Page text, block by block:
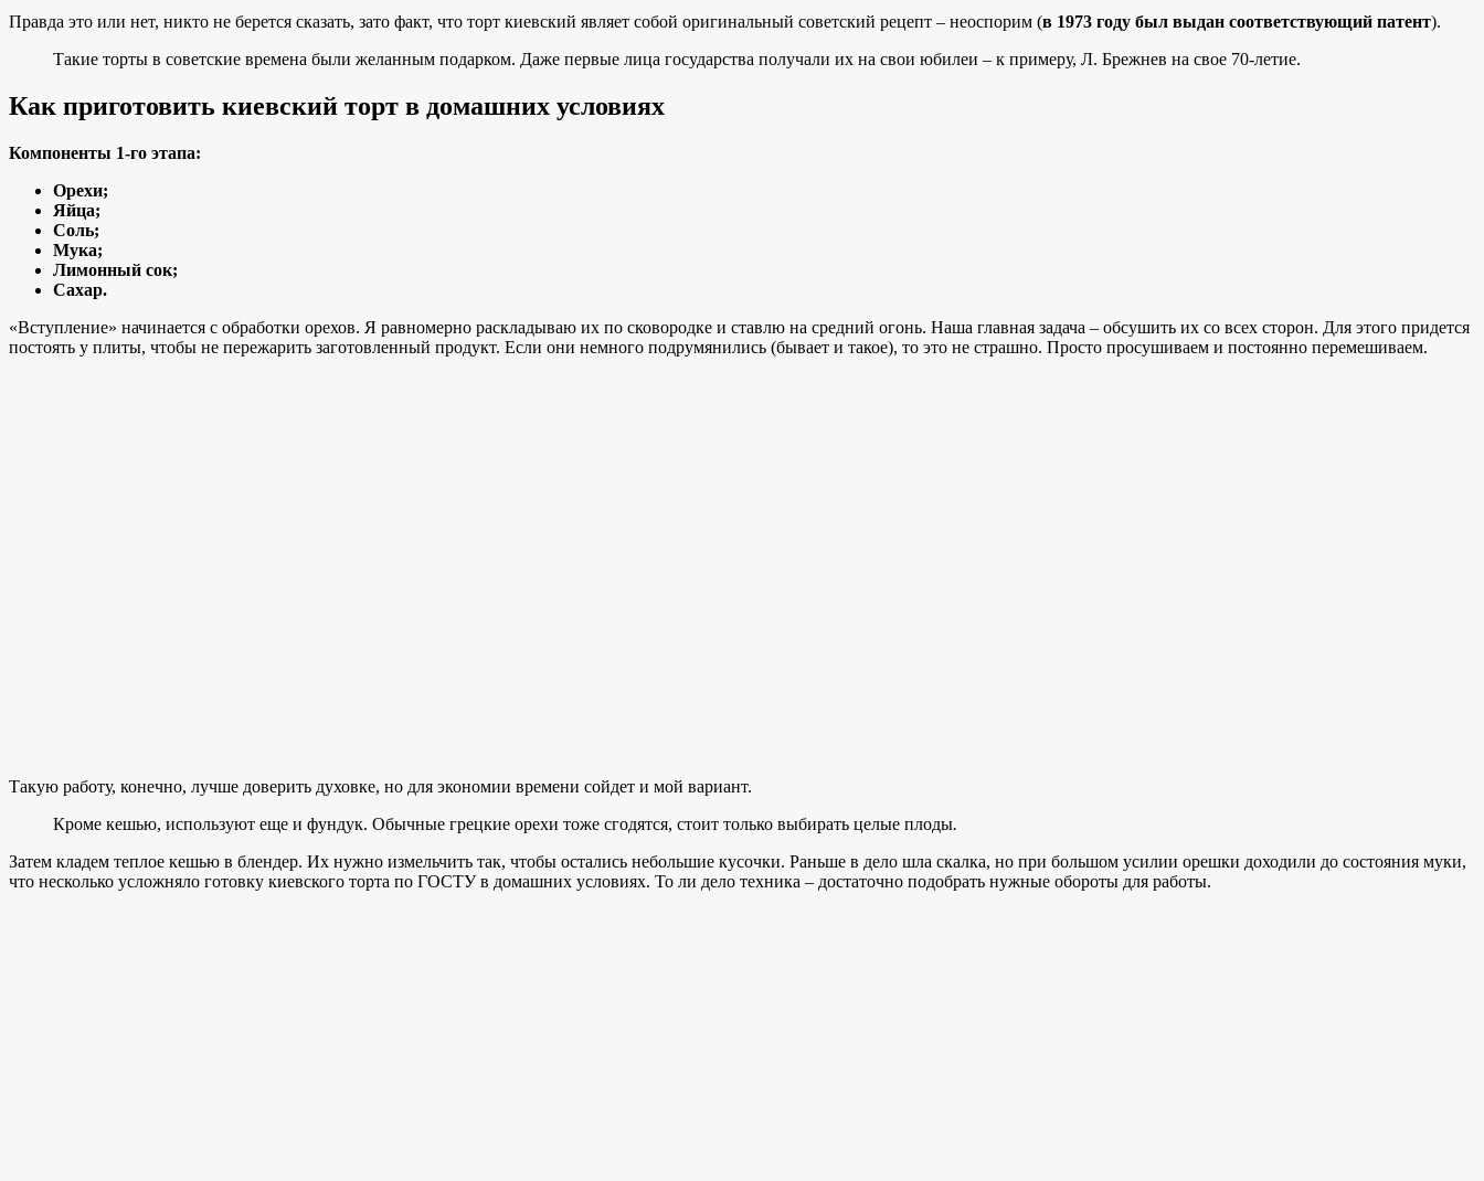
Правда это или нет, никто не берется сказать, зато факт, что торт киевский являет собой оригинальный советский рецепт – неоспорим (в 1973 году был выдан соответствующий патент).
Такие торты в советские времена были желанным подарком. Даже первые лица государства получали их на свои юбилеи – к примеру, Л. Брежнев на свое 70-летие.
Как приготовить киевский торт в домашних условиях
Компоненты 1-го этапа:
Орехи;
Яйца;
Соль;
Мука;
Лимонный сок;
Сахар.
«Вступление» начинается с обработки орехов. Я равномерно раскладываю их по сковородке и ставлю на средний огонь. Наша главная задача – обсушить их со всех сторон. Для этого придется
постоять у плиты, чтобы не пережарить заготовленный продукт. Если они немного подрумянились (бывает и такое), то это не страшно. Просто просушиваем и постоянно перемешиваем.
Такую работу, конечно, лучше доверить духовке, но для экономии времени сойдет и мой вариант.
Кроме кешью, используют еще и фундук. Обычные грецкие орехи тоже сгодятся, стоит только выбирать целые плоды.
Затем кладем теплое кешью в блендер. Их нужно измельчить так, чтобы остались небольшие кусочки. Раньше в дело шла скалка, но при большом усилии орешки доходили до состояния муки,
что несколько усложняло готовку киевского торта по ГОСТУ в домашних условиях. То ли дело техника – достаточно подобрать нужные обороты для работы.